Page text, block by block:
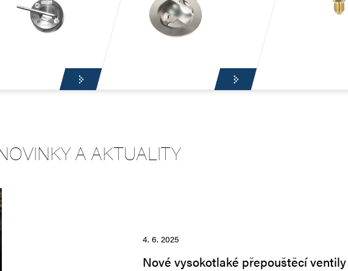
A AKTUALITY
4. 6. 2025
Nové vysokotlaké přepouštěcí